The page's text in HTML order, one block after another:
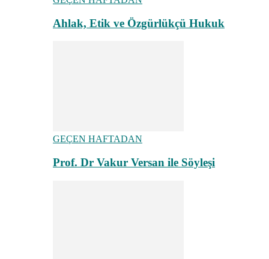
Ahlak, Etik ve Özgürlükçü Hukuk
GEÇEN HAFTADAN
Prof. Dr Vakur Versan ile Söyleşi